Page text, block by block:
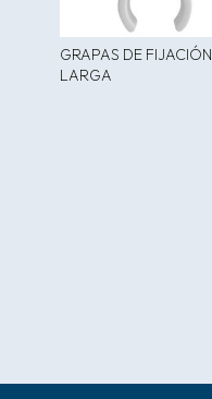
GRAPAS DE FIJACIÓN
LARGA